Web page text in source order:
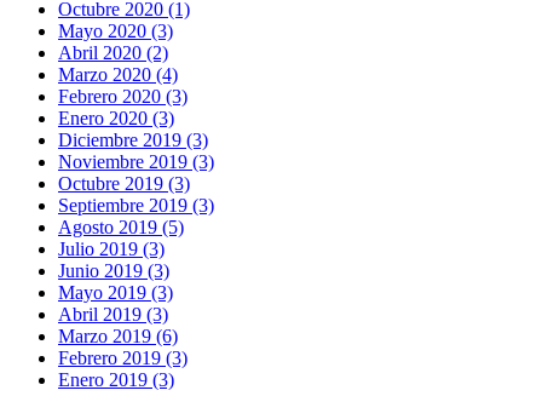
Octubre 2020 (1)
Mayo 2020 (3)
Abril 2020 (2)
Marzo 2020 (4)
Febrero 2020 (3)
Enero 2020 (3)
Diciembre 2019 (3)
Noviembre 2019 (3)
Octubre 2019 (3)
Septiembre 2019 (3)
Agosto 2019 (5)
Julio 2019 (3)
Junio 2019 (3)
Mayo 2019 (3)
Abril 2019 (3)
Marzo 2019 (6)
Febrero 2019 (3)
Enero 2019 (3)